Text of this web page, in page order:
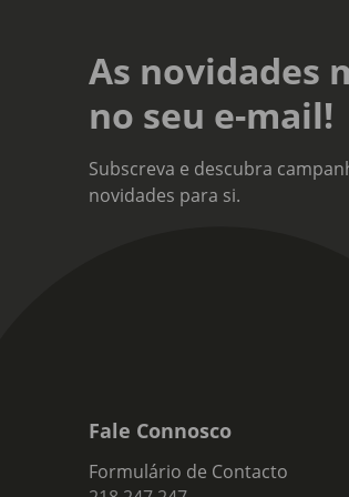
As novidades
no seu e-mail!
Subscreva e descubra
novidades para si.
Fale Connosco
Formulário de Contacto